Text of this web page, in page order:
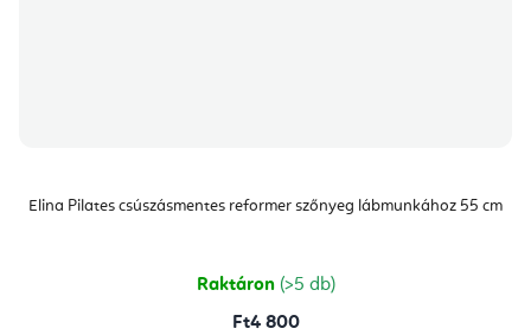
Elina Pilates csúszásmentes reformer szőnyeg lábmunkához 55 cm
Raktáron (>5 db)
Ft4 800